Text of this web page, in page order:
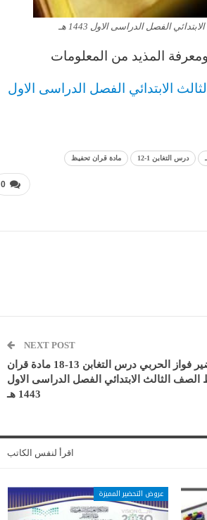
المذيد من المعلومات
الابتدائي الفصل الدراسى الاول
درس التغابن 1-12 مادة قران تحفيظ
0
NEXT POST
تحضير فواز الحربي درس التغابن 13-18 مادة قران
الصف الثالث الابتدائي الفصل الدراسى الاول
1443 هـ
اقرأ لنفس الكاتب
عروض التحضير المميزة